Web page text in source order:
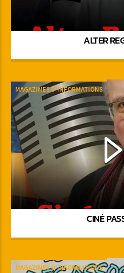
ALTER
MAGAZINES D'INFORMATIONS
CINÉ
MAGAZINES D'INFORMATIONS